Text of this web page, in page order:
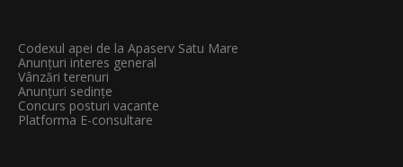
Codexul apei de la Apaserv Satu Mare
Anunțuri interes general
Vânzări terenuri
Anunțuri sedințe
Concurs posturi vacante
Platforma E-consultare